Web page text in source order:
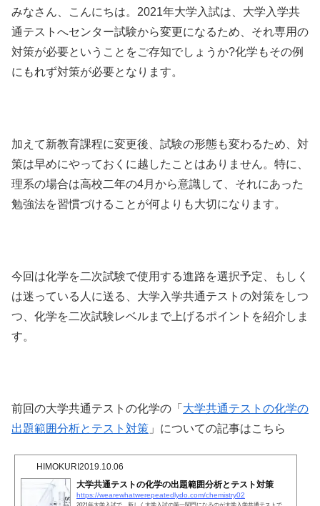
みなさん、こんにちは。2021年大学入試は、大学入学共
通テストへセンター試験から変更になるため、それ専用の
対策が必要ということをご存知でしょうか?化学もその例
にもれず対策が必要となります。
加えて新教育課程に変更後、試験の形態も変わるため、対
策は早めにやっておくに越したことはありません。特に、
理系の場合は高校二年の4月から意識して、それにあった
勉強法を習慣づけることが何よりも大切になります。
今回は化学を二次試験で使用する進路を選択予定、もしく
は迷っている人に送る、大学入学共通テストの対策をしつ
つ、化学を二次試験レベルまで上げるポイントを紹介しま
す。
前回の大学共通テストの化学の「 大学共通テストの化学の
出題範囲分析とテスト対策 」についての記事はこちら
HIMOKURI 2019.10.06
大学共通テストの化学の出題範囲分析とテスト対策
https://wearewhatwerepeatedlydo.com/chemistry02